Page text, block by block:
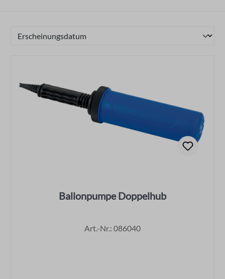
Ballonpumpe Doppelhub
Art.-Nr.: 086040